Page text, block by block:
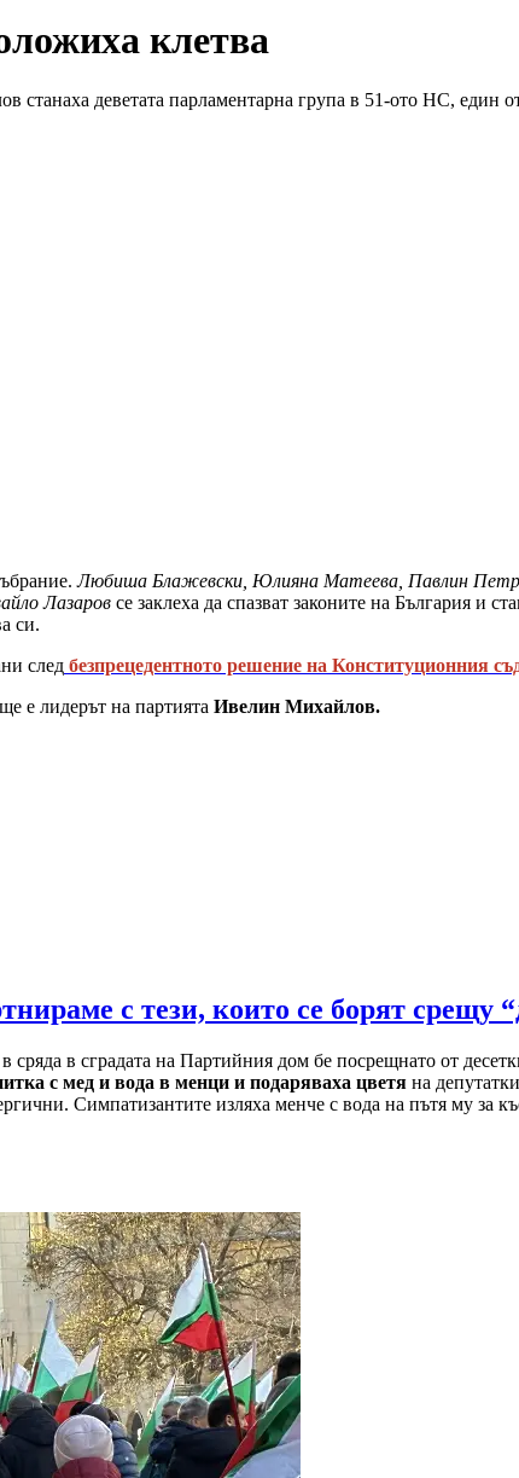
клетва
станаха деветата парламентарна група в 51-ото НС, един
Любиша Блажевски, Юлияна Матеева, Павлин
Лазаров се заклеха да спазват законите на България и
си.
след безпрецедентното решение на Конституционния
е лидерът на партията Ивелин Михайлов.
с тези, които се борят срещу
сряда в сградата на Партийния дом бе посрещнато от
с мед и вода в менци и подаряваха цветя на
Симпатизантите изляха менче с вода на пътя му за